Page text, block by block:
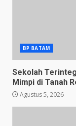
BP BATAM
Sekolah
Mimpi di Tanah
Agustus 5, 2026